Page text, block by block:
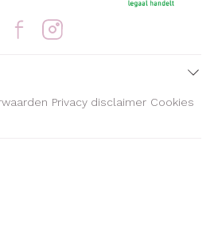
Privacy disclaimer Cookies